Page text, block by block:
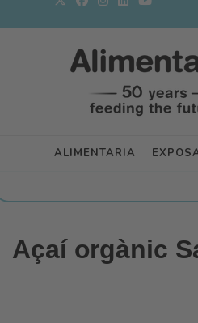
ALIMENTARIA
Açaí orgànic